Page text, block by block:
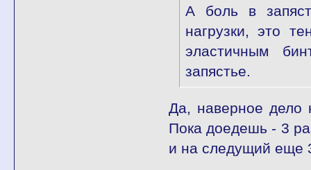
А боль в
нагрузки, это
эластичным
запястье.
Да, наверное дело
Пока доедешь - 3
и на следущий еще